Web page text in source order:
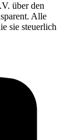
über den
Alle
sie steuerlich